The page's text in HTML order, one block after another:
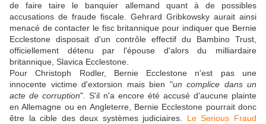
de faire taire le banquier allemand quant à de possibles
accusations de fraude fiscale. Gehrard Gribkowsky aurait ainsi
menacé de contacter le fisc britannique pour indiquer que Bernie
Ecclestone disposait d'un contrôle effectif du Bambino Trust,
officiellement détenu par l'épouse d'alors du milliardaire
britannique, Slavica Ecclestone.
Pour Christoph Rodler, Bernie Ecclestone n'est pas une
innocente victime d'extorsion mais bien "un complice dans un
acte de corruption". S'il n'a encore été accusé d'aucune plainte
en Allemagne ou en Angleterre, Bernie Ecclestone pourrait donc
être la cible des deux systèmes judiciaires. Le Serious Fraud